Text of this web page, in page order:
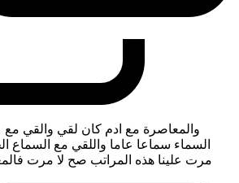
والمعاصرة مع ادم كان لقي والقي مع
السماء سماعا عاما واللقي مع السماع
مرت علينا هذه المراتب صح لا مرت